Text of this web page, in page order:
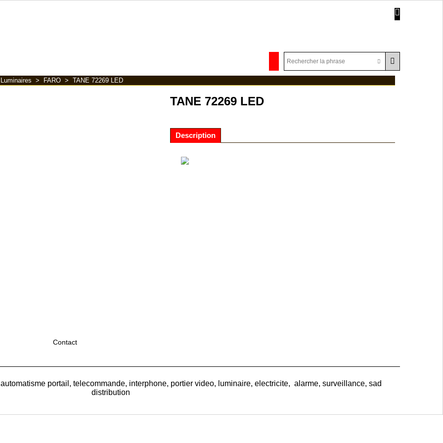
Luminaires > FARO > TANE 72269 LED
TANE 72269 LED
Description
Contact
portail, telecommande, interphone, portier video, luminaire, electricite, alarme, surveillance, sad
distribution